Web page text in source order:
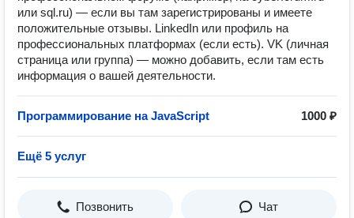
или sql.ru) — если вы там зарегистрированы и имеете
положительные отзывы. LinkedIn или профиль на
профессиональных платформах (если есть). VK (личная
страница или группа) — можно добавить, если там есть
информация о вашей деятельности.
Программирование на JavaScript 1000 ₽
Ещё 5 услуг
Позвонить Чат